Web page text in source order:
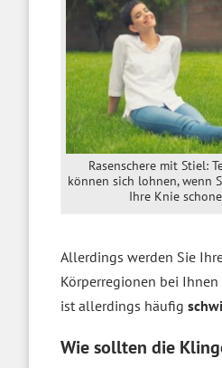
Rasenschere mit Stiel:
können sich lohnen, wenn
Ihre Knie
Allerdings werden Sie
Körperregionen bei Ihnen
ist allerdings häufig
Wie sollten die